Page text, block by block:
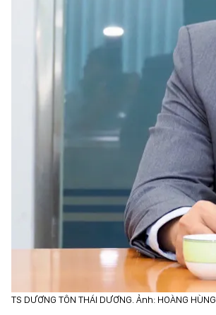
TS DƯƠNG TÔN THÁI DƯƠNG. Ảnh: HOÀNG HÙNG